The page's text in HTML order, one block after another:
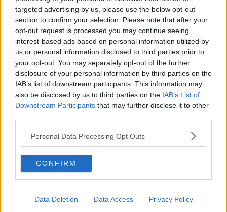
targeted advertising by us, please use the below opt-out
section to confirm your selection. Please note that after your
opt-out request is processed you may continue seeing
interest-based ads based on personal information utilized by
us or personal information disclosed to third parties prior to
your opt-out. You may separately opt-out of the further
disclosure of your personal information by third parties on the
IAB’s list of downstream participants. This information may
also be disclosed by us to third parties on the IAB’s List of
Downstream Participants that may further disclose it to other
Personal Data Processing Opt Outs
CONFIRM
Data Deletion Data Access Privacy Policy
impegnato nel raccontare e analizzare i fenomeni mafiosi, le loro
connessioni con il potere e le storie di chi ha scelto di opporsi. Al
centro dell’incontro il libro Quel terribile ’92: A 25 anni di distanza
25 voci per non dimenticare, pubblicato nel 2017, che nasce con
l’obiettivo di restituire una memoria corale di uno degli anni più
drammatici della storia italiana contemporanea.
Il 1992 è infatti segnato dalle stragi mafiose in cui persero la
vita i magistrati Giovanni Falcone e Paolo Borsellino, eventi
che hanno profondamente inciso nella coscienza civile del Paese.
volume raccoglie 25 testimonianze
di persone provenienti da
ambiti diversi, dal mondo dello spettacolo alla cultura, che
personale di quelle notizie. Un mosaico di ricordi che restituisce
non solo il dramma di quegli eventi, ma anche la varietà delle
reazioni: dallo sgomento alla consapevolezza tardiva, fino a